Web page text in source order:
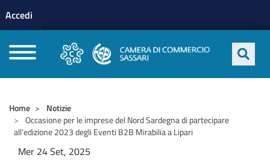
profilo utente
Accedi
Home
Notizie
Occasione per le imprese del Nord Sardegna di partecipare
all’edizione 2023 degli Eventi B2B Mirabilia a Lipari
Mer 24 Set, 2025